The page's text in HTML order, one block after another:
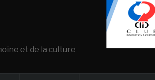
et de la culture